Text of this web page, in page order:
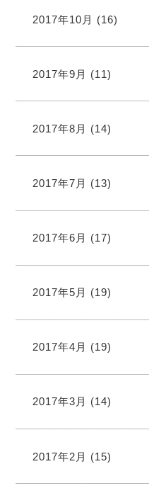
2017年10月 (16)
2017年9月 (11)
2017年8月 (14)
2017年7月 (13)
2017年6月 (17)
2017年5月 (19)
2017年4月 (19)
2017年3月 (14)
2017年2月 (15)